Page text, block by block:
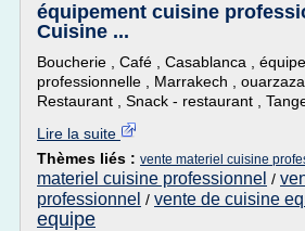
équipement cuisine
Cuisine ...
Boucherie , Café , Casablanca ,
professionnelle , Marrakech ,
Restaurant , Snack - restaurant ,
Lire la suite
Thèmes liés : vente materiel cuisine
materiel cuisine professionnel /
professionnel / vente de cuisine
equipe